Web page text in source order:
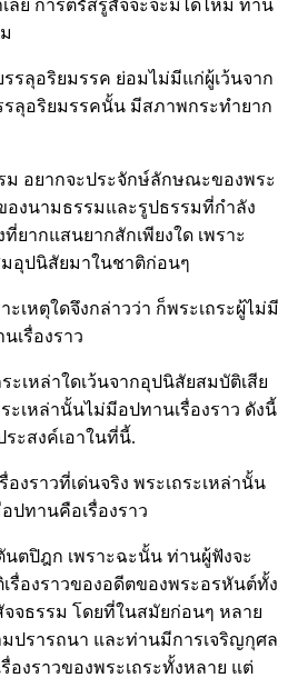
ย การตรัสรู้สัจจะจะมีได้ไหม ท่าน
รลุอริยมรรค ย่อมไม่มีแก่ผู้เว้นจาก
รลุอริยมรรคนั้น มีสภาพกระทำยาก
ม อยากจะประจักษ์ลักษณะของพระ
องนามธรรมและรูปธรรมที่กำลัง
ยากแสนยากสักเพียงใด เพราะ
อุปนิสัยมาในชาติก่อนๆ
ะเหตุใดจึงกล่าวว่า ก็พระเถระผู้ไม่มี
เรื่องราว
ะเหล่าใดเว้นจากอุปนิสัยสมบัติเสีย
ะเหล่านั้นไม่มีอปทานเรื่องราว ดังนี้
ระสงค์เอาในที่นี้.
องราวที่เด่นจริง พระเถระเหล่านั้น
ปทานคือเรื่องราว
ตปิฎก เพราะฉะนั้น ท่านผู้ฟังจะ
รื่องราวของอดีตของพระอรหันต์ทั้ง
จธรรม โดยที่ในสมัยก่อนๆ หลาย
ปรารถนา และท่านมีการเจริญกุศล
องราวของพระเถระทั้งหลาย แต่